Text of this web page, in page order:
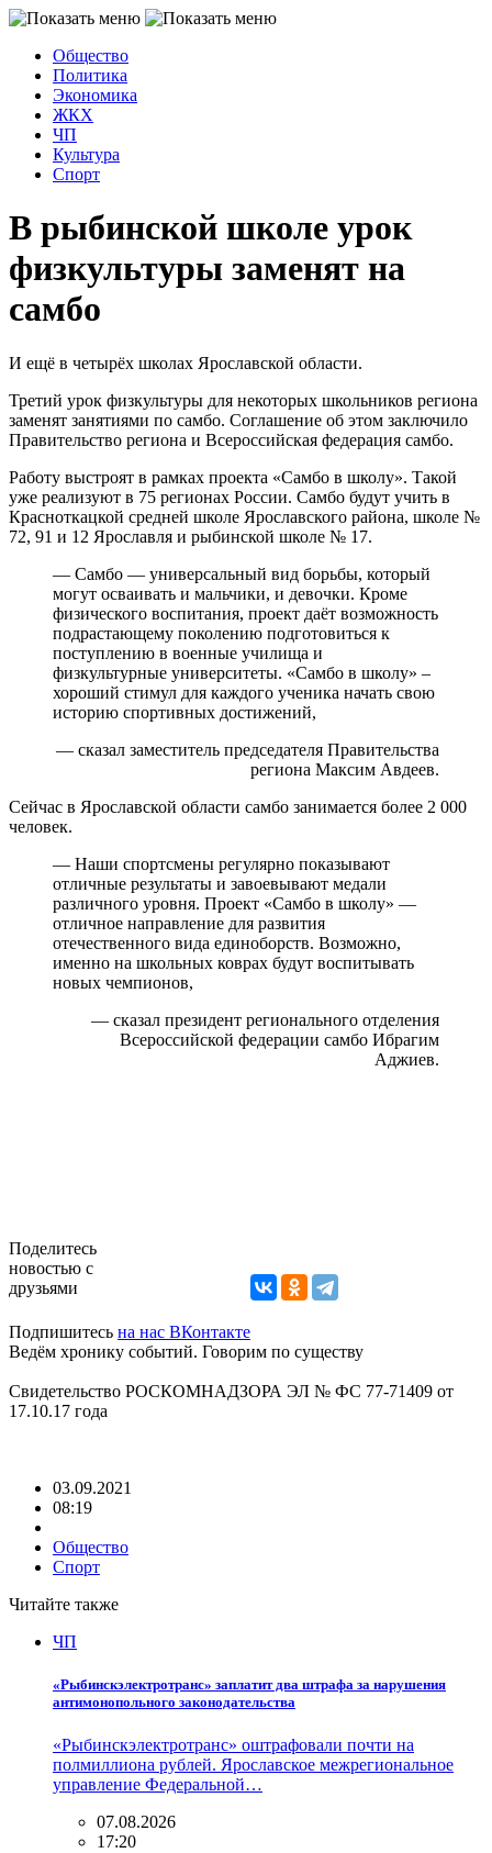
Общество
Политика
Экономика
ЖКХ
ЧП
Культура
Спорт
В рыбинской школе урок
физкультуры заменят на
самбо
И ещё в четырёх школах Ярославской области.
Третий урок физкультуры для некоторых школьников региона
заменят занятиями по самбо. Соглашение об этом заключило
Правительство региона и Всероссийская федерация самбо.
Работу выстроят в рамках проекта «Самбо в школу». Такой
уже реализуют в 75 регионах России. Самбо будут учить в
Красноткацкой средней школе Ярославского района, школе №
72, 91 и 12 Ярославля и рыбинской школе № 17.
— Самбо — универсальный вид борьбы, который
могут осваивать и мальчики, и девочки. Кроме
физического воспитания, проект даёт возможность
подрастающему поколению подготовиться к
поступлению в военные училища и
физкультурные университеты. «Самбо в школу» –
хороший стимул для каждого ученика начать свою
историю спортивных достижений,
— сказал заместитель председателя Правительства
региона Максим Авдеев.
Сейчас в Ярославской области самбо занимается более 2 000
человек.
— Наши спортсмены регулярно показывают
отличные результаты и завоевывают медали
различного уровня. Проект «Самбо в школу» —
отличное направление для развития
отечественного вида единоборств. Возможно,
именно на школьных коврах будут воспитывать
новых чемпионов,
— сказал президент регионального отделения
Всероссийской федерации самбо Ибрагим
Аджиев.
Поделитесь
новостью с
друзьями
Подпишитесь на нас ВКонтакте
Ведём хронику событий. Говорим по существу
Свидетельство РОСКОМНАДЗОРА ЭЛ № ФС 77-71409 от
17.10.17 года
03.09.2021
08:19
Общество
Спорт
Читайте также
ЧП
«Рыбинскэлектротранс» заплатит два штрафа за нарушения
антимонопольного законодательства
«Рыбинскэлектротранс» оштрафовали почти на
полмиллиона рублей. Ярославское межрегиональное
управление Федеральной…
07.08.2026
17:20